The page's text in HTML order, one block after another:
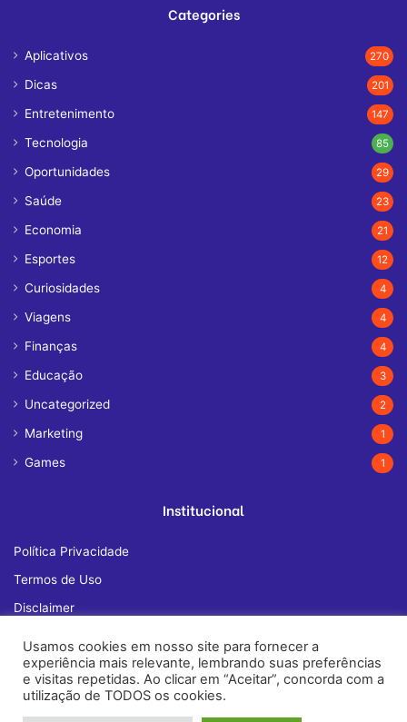
Categories
Aplicativos 270
Dicas 201
Entretenimento 147
Tecnologia 85
Oportunidades 29
Saúde 23
Economia 21
Esportes 12
Curiosidades 4
Viagens 4
Finanças 4
Educação 3
Uncategorized 2
Marketing 1
Games 1
Institucional
Política Privacidade
Termos de Uso
Disclaimer
Fale Conosco
Usamos cookies em nosso site para fornecer a
experiência mais relevante, lembrando suas preferências
e visitas repetidas. Ao clicar em “Aceitar”, concorda com a
utilização de TODOS os cookies.